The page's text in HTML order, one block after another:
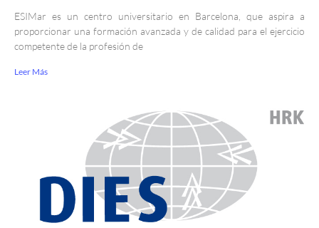
ESIMar es un centro universitario en Barcelona, que aspira a
proporcionar una formación avanzada y de calidad para el ejercicio
competente de la profesión de
Leer Más